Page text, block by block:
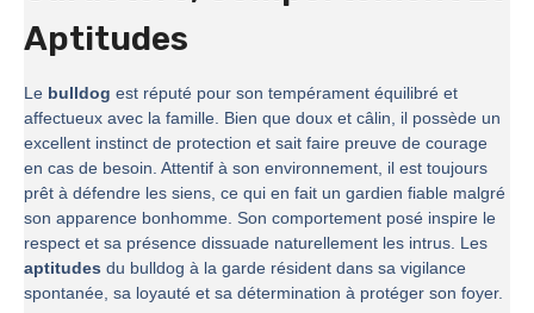
Aptitudes
Le bulldog est réputé pour son tempérament équilibré et
affectueux avec la famille. Bien que doux et câlin, il possède un
excellent instinct de protection et sait faire preuve de courage
en cas de besoin. Attentif à son environnement, il est toujours
prêt à défendre les siens, ce qui en fait un gardien fiable malgré
son apparence bonhomme. Son comportement posé inspire le
respect et sa présence dissuade naturellement les intrus. Les
aptitudes du bulldog à la garde résident dans sa vigilance
spontanée, sa loyauté et sa détermination à protéger son foyer.